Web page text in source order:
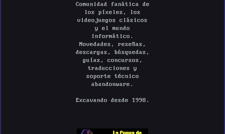
Comunidad fanática de
los píxeles, los
videojuegos clásicos
y el mundo
informático.
Novedades, reseñas,
descargas, búsquedas,
guías, concursos,
traducciones y
soporte técnico
abandonware.
Excavando desde 1998.